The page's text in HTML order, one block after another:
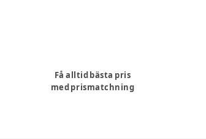
Få alltid bästa pris
med prismatchning